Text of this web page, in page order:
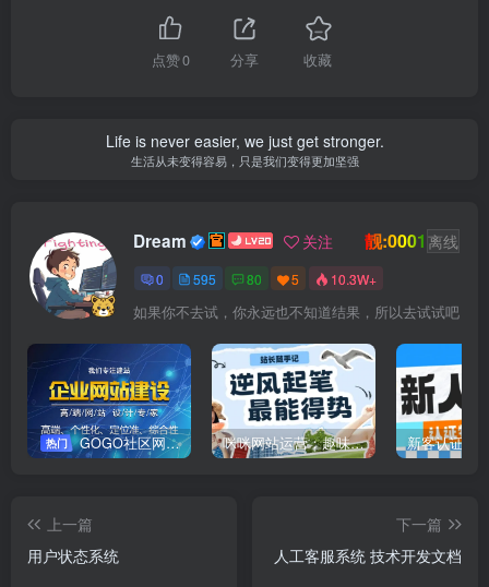
点赞0 分享 收藏
Life is never easier, we just get stronger.
生活从未变得容易，只是我们变得更加坚强
Dream 关注 靓:0001 离线
0 595 80 5 10.3W+
如果你不去试，你永远也不知道结果，所以去试试吧
热门 GOGO社区网站搭建(自助服务) 咪咪网站运营：趣味性悄悄飘起的成功风头 新客认证优
上一篇
用户状态系统
下一篇
人工客服系统 技术开发文档